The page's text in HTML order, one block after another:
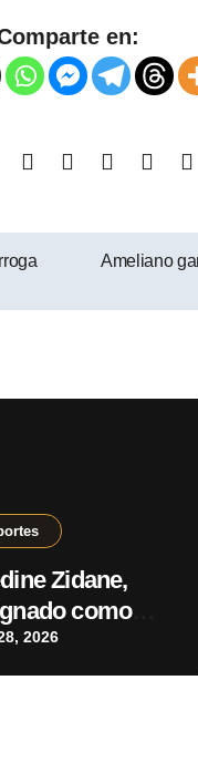
en:
Ameliano
Zidane,
como
2026